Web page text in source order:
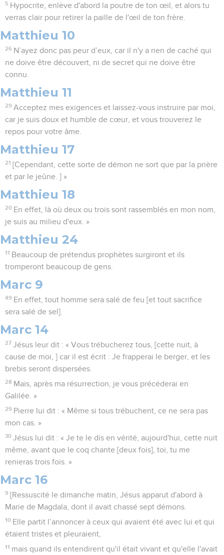
5 Hypocrite, enlève d'abord la poutre de ton œil, et alors tu
verras clair pour retirer la paille de l'œil de ton frère.
Matthieu 10
26 N’ayez donc pas peur d’eux, car il n'y a rien de caché qui
ne doive être découvert, ni de secret qui ne doive être
connu.
Matthieu 11
29 Acceptez mes exigences et laissez-vous instruire par moi,
car je suis doux et humble de cœur, et vous trouverez le
repos pour votre âme.
Matthieu 17
21 [Cependant, cette sorte de démon ne sort que par la prière
et par le jeûne. ] »
Matthieu 18
20 En effet, là où deux ou trois sont rassemblés en mon nom,
je suis au milieu d'eux. »
Matthieu 24
11 Beaucoup de prétendus prophètes surgiront et ils
tromperont beaucoup de gens.
Marc 9
49 En effet, tout homme sera salé de feu [et tout sacrifice
sera salé de sel].
Marc 14
27 Jésus leur dit : « Vous trébucherez tous, [cette nuit, à
cause de moi, ] car il est écrit : Je frapperai le berger, et les
brebis seront dispersées.
28 Mais, après ma résurrection, je vous précéderai en
Galilée. »
29 Pierre lui dit : « Même si tous trébuchent, ce ne sera pas
mon cas. »
30 Jésus lui dit : « Je te le dis en vérité, aujourd'hui, cette nuit
même, avant que le coq chante [deux fois], toi, tu me
renieras trois fois. »
Marc 16
9 [Ressuscité le dimanche matin, Jésus apparut d'abord à
Marie de Magdala, dont il avait chassé sept démons.
10 Elle partit l’annoncer à ceux qui avaient été avec lui et qui
étaient tristes et pleuraient,
11 mais quand ils entendirent qu'il était vivant et qu'elle l'avait